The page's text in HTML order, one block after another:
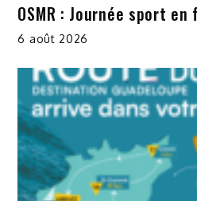
OSMR : Journée sport
6 août 2026